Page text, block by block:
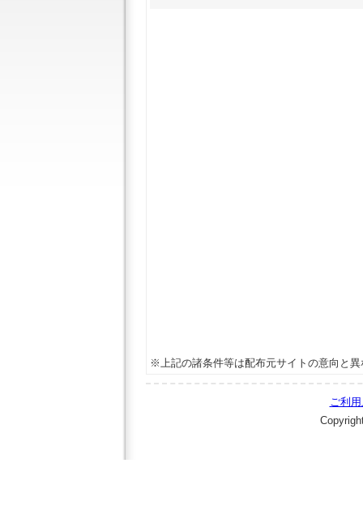
※上記の諸条件等は配布元サイトの意向と
ご利